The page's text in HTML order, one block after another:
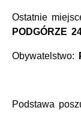
Ostatnie
PODGÓRZE
Obywatelstwo:
Podstawa